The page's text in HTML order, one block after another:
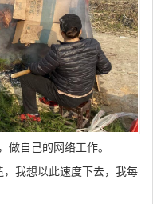
自己的网络工作。
，我想以此速度下去，我每